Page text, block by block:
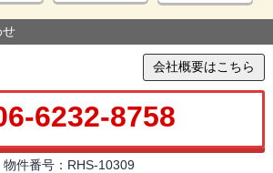
せ
会社概要はこちら
6232-8758
物件番号：RHS-10309